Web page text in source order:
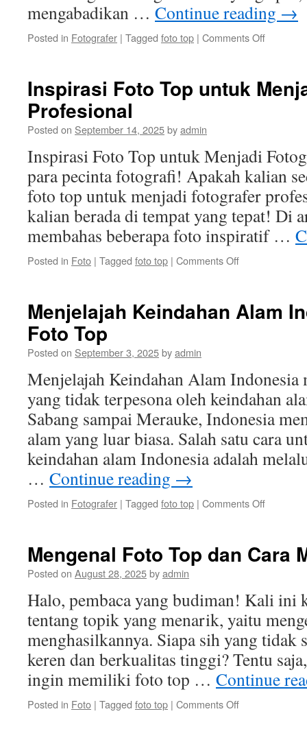
mengabadikan … Continue reading →
Posted in Fotografer | Tagged foto top | Comments Offon
Indonesia
Inspirasi Foto Top untuk
Profesional
Posted on September 14, 2025byadmin
Inspirasi Foto Top untuk Menjadi
para pecinta fotografi! Apakah kalian
foto top untuk menjadi fotografer
kalian berada di tempat yang tepat! Di
membahas beberapa foto inspiratif …
Posted in Foto | Tagged foto top | Comments Offon
untuk
Menjelajah Keindahan Alam
Foto Top
Posted on September 3, 2025byadmin
Menjelajah Keindahan Alam Indonesia
yang tidak terpesona oleh keindahan
Sabang sampai Merauke, Indonesia
alam yang luar biasa. Salah satu cara
keindahan alam Indonesia adalah
… Continue reading →
Posted in Fotografer | Tagged foto top | Comments Offon
Indonesia
Top
Mengenal Foto Top dan Cara
Posted on August 28, 2025byadmin
Halo, pembaca yang budiman! Kali ini
tentang topik yang menarik, yaitu
menghasilkannya. Siapa sih yang tidak
keren dan berkualitas tinggi? Tentu
ingin memiliki foto top … Continue
Posted in Foto | Tagged foto top | Comments Offon